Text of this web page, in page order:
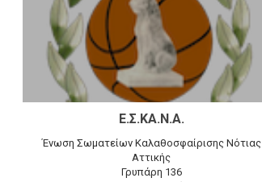
Ε.Σ.ΚΑ.Ν.Α.
Ένωση Σωματείων Καλαθοσφαίρισης Νότιας
Αττικής
Γρυπάρη 136